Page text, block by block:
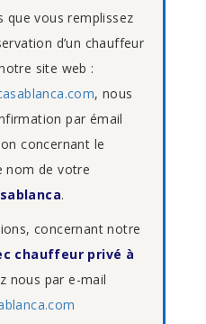
que vous remplissez
d’un chauffeur
site web :
, nous
par émail
concernant le
nom de votre
.
concernant notre
chauffeur privé à
nous par e-mail